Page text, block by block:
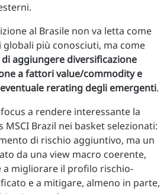
al Brasile non va letta come
più conosciuti, ma come
aggiungere diversificazione
a fattori value/commodity e
rerating degli emergenti.
a rendere interessante la
MSCI Brazil nei basket selezionati:
di rischio aggiuntivo, ma un
da una view macro coerente,
migliorare il profilo rischio-
e a mitigare, almeno in parte,